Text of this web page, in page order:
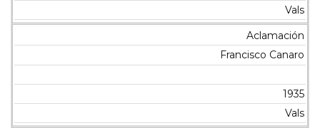
Vals
Aclamación
Francisco Canaro
1935
Vals